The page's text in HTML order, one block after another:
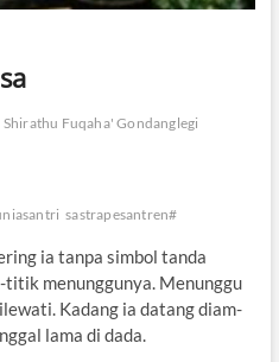
Fuqaha' Gondanglegi
sastrapesantren#
ia tanpa simbol tanda
menunggunya. Menunggu
Kadang ia datang diam-
lama di dada.